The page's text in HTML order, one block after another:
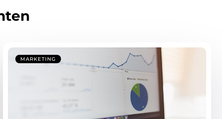
MARKETING